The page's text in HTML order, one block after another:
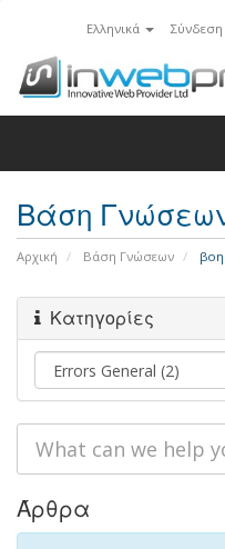
Ελληνικά Σύνδεση
Βάση
Αρχική Βάση Γνώσεων
Κατηγορίες
Άρθρα